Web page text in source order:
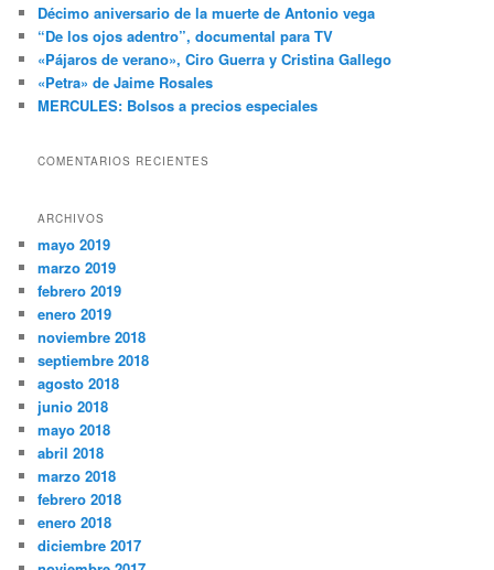
r
Décimo aniversario de la muerte de Antonio vega
“De los ojos adentro”, documental para TV
«Pájaros de verano», Ciro Guerra y Cristina Gallego
«Petra» de Jaime Rosales
MERCULES: Bolsos a precios especiales
COMENTARIOS RECIENTES
ARCHIVOS
mayo 2019
marzo 2019
febrero 2019
enero 2019
noviembre 2018
septiembre 2018
agosto 2018
junio 2018
mayo 2018
abril 2018
marzo 2018
febrero 2018
enero 2018
diciembre 2017